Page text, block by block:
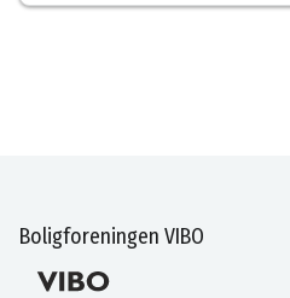
Boligforeningen VIBO